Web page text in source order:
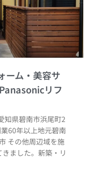
ーム・美容サ
知県碧南市浜尾町2
60年以上地元碧南
その他周辺域を施
ました。新築・リ